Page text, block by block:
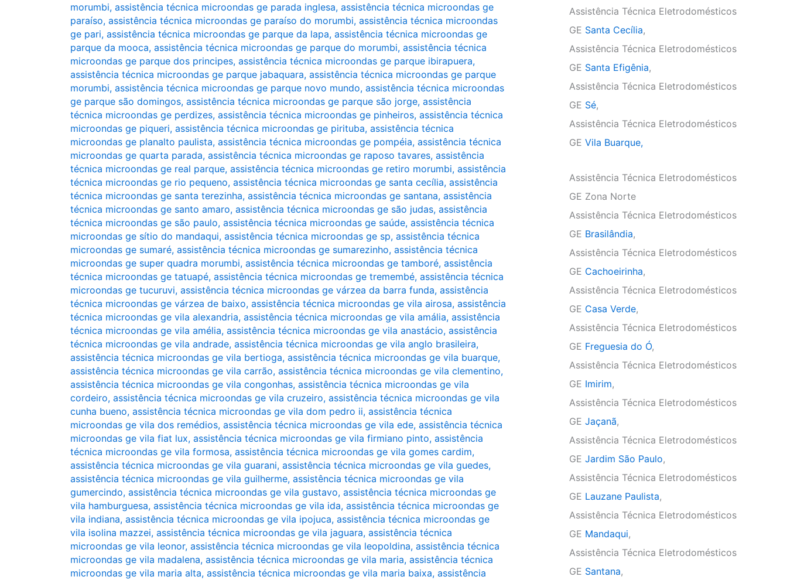
morumbi, assistência técnica microondas ge parada inglesa, assistência técnica microondas ge
paraíso, assistência técnica microondas ge paraíso do morumbi, assistência técnica microondas
ge pari, assistência técnica microondas ge parque da lapa, assistência técnica microondas ge
parque da mooca, assistência técnica microondas ge parque do morumbi, assistência técnica
microondas ge parque dos principes, assistência técnica microondas ge parque ibirapuera,
assistência técnica microondas ge parque jabaquara, assistência técnica microondas ge parque
morumbi, assistência técnica microondas ge parque novo mundo, assistência técnica microondas
ge parque são domingos, assistência técnica microondas ge parque são jorge, assistência
técnica microondas ge perdizes, assistência técnica microondas ge pinheiros, assistência técnica
microondas ge piqueri, assistência técnica microondas ge pirituba, assistência técnica
microondas ge planalto paulista, assistência técnica microondas ge pompéia, assistência técnica
microondas ge quarta parada, assistência técnica microondas ge raposo tavares, assistência
técnica microondas ge real parque, assistência técnica microondas ge retiro morumbi, assistência
técnica microondas ge rio pequeno, assistência técnica microondas ge santa cecília, assistência
técnica microondas ge santa terezinha, assistência técnica microondas ge santana, assistência
técnica microondas ge santo amaro, assistência técnica microondas ge são judas, assistência
técnica microondas ge são paulo, assistência técnica microondas ge saúde, assistência técnica
microondas ge sítio do mandaqui, assistência técnica microondas ge sp, assistência técnica
microondas ge sumaré, assistência técnica microondas ge sumarezinho, assistência técnica
microondas ge super quadra morumbi, assistência técnica microondas ge tamboré, assistência
técnica microondas ge tatuapé, assistência técnica microondas ge tremembé, assistência técnica
microondas ge tucuruvi, assistência técnica microondas ge várzea da barra funda, assistência
técnica microondas ge várzea de baixo, assistência técnica microondas ge vila airosa, assistência
técnica microondas ge vila alexandria, assistência técnica microondas ge vila amália, assistência
técnica microondas ge vila amélia, assistência técnica microondas ge vila anastácio, assistência
técnica microondas ge vila andrade, assistência técnica microondas ge vila anglo brasileira,
assistência técnica microondas ge vila bertioga, assistência técnica microondas ge vila buarque,
assistência técnica microondas ge vila carrão, assistência técnica microondas ge vila clementino,
assistência técnica microondas ge vila congonhas, assistência técnica microondas ge vila
cordeiro, assistência técnica microondas ge vila cruzeiro, assistência técnica microondas ge vila
cunha bueno, assistência técnica microondas ge vila dom pedro ii, assistência técnica
microondas ge vila dos remédios, assistência técnica microondas ge vila ede, assistência técnica
microondas ge vila fiat lux, assistência técnica microondas ge vila firmiano pinto, assistência
técnica microondas ge vila formosa, assistência técnica microondas ge vila gomes cardim,
assistência técnica microondas ge vila guarani, assistência técnica microondas ge vila guedes,
assistência técnica microondas ge vila guilherme, assistência técnica microondas ge vila
gumercindo, assistência técnica microondas ge vila gustavo, assistência técnica microondas ge
vila hamburguesa, assistência técnica microondas ge vila ida, assistência técnica microondas ge
vila indiana, assistência técnica microondas ge vila ipojuca, assistência técnica microondas ge
vila isolina mazzei, assistência técnica microondas ge vila jaguara, assistência técnica
microondas ge vila leonor, assistência técnica microondas ge vila leopoldina, assistência técnica
microondas ge vila madalena, assistência técnica microondas ge vila maria, assistência técnica
microondas ge vila maria alta, assistência técnica microondas ge vila maria baixa, assistência
Assistência Técnica Eletrodomésticos
GE Santa Cecília,
Assistência Técnica Eletrodomésticos
GE Santa Efigênia,
Assistência Técnica Eletrodomésticos
GE Sé,
Assistência Técnica Eletrodomésticos
GE Vila Buarque,
Assistência Técnica Eletrodomésticos
GE Zona Norte
Assistência Técnica Eletrodomésticos
GE Brasilândia,
Assistência Técnica Eletrodomésticos
GE Cachoeirinha,
Assistência Técnica Eletrodomésticos
GE Casa Verde,
Assistência Técnica Eletrodomésticos
GE Freguesia do Ó,
Assistência Técnica Eletrodomésticos
GE Imirim,
Assistência Técnica Eletrodomésticos
GE Jaçanã,
Assistência Técnica Eletrodomésticos
GE Jardim São Paulo,
Assistência Técnica Eletrodomésticos
GE Lauzane Paulista,
Assistência Técnica Eletrodomésticos
GE Mandaqui,
Assistência Técnica Eletrodomésticos
GE Santana,